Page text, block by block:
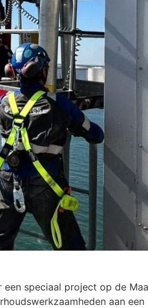
speciaal project op de
aan